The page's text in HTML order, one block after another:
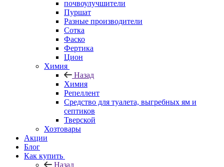
почвоулучшители
Пуршат
Разные производители
Сотка
Фаско
Фертика
Цион
Химия
Назад
Химия
Репеллент
Средство для туалета, выгребных ям и
септиков
Тверской
Хозтовары
Акции
Блог
Как купить
Назад